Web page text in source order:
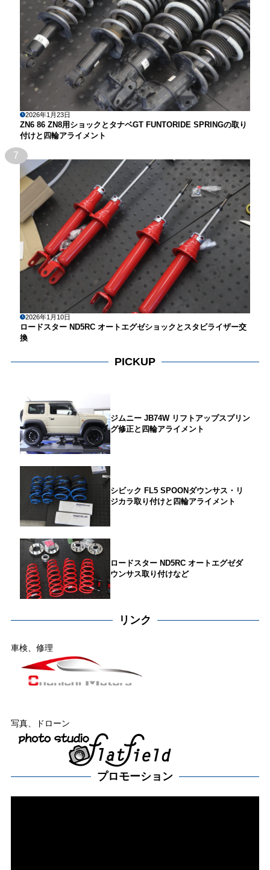
2026年1月23日
ZN6 86 ZN8用ショックとタナベGT FUNTORIDE SPRINGの取り
付けと四輪アライメント
7
2026年1月10日
ロードスター ND5RC オートエグゼショックとスタビライザー交
換
PICKUP
ジムニー JB74W リフトアップスプリン
グ修正と四輪アライメント
シビック FL5 SPOONダウンサス・リ
ジカラ取り付けと四輪アライメント
ロードスター ND5RC オートエグゼダ
ウンサス取り付けなど
リンク
車検、修理
写真、ドローン
プロモーション